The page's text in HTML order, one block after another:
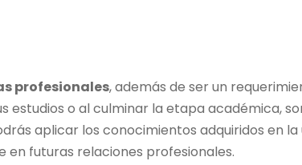
profesionales, además de ser un
estudios o al culminar la etapa académica,
aplicar los conocimientos adquiridos en
futuras relaciones profesionales.